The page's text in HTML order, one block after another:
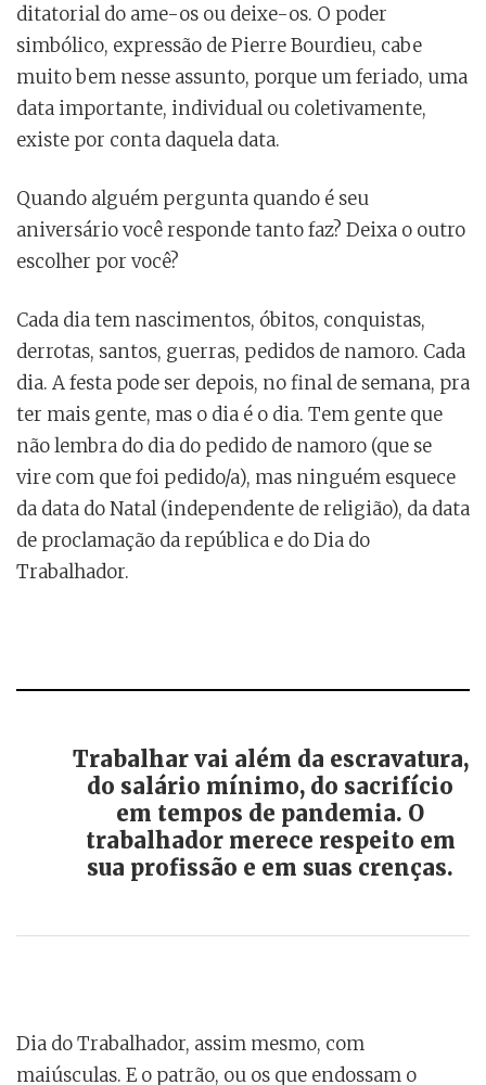
ditatorial do ame-os ou deixe-os. O poder
simbólico, expressão de Pierre Bourdieu, cabe
muito bem nesse assunto, porque um feriado, uma
data importante, individual ou coletivamente,
existe por conta daquela data.
Quando alguém pergunta quando é seu
aniversário você responde tanto faz? Deixa o outro
escolher por você?
Cada dia tem nascimentos, óbitos, conquistas,
derrotas, santos, guerras, pedidos de namoro. Cada
dia. A festa pode ser depois, no final de semana, pra
ter mais gente, mas o dia é o dia. Tem gente que
não lembra do dia do pedido de namoro (que se
vire com que foi pedido/a), mas ninguém esquece
da data do Natal (independente de religião), da data
de proclamação da república e do Dia do
Trabalhador.
Trabalhar vai além da escravatura,
do salário mínimo, do sacrifício
em tempos de pandemia. O
trabalhador merece respeito em
sua profissão e em suas crenças.
Dia do Trabalhador, assim mesmo, com
maiúsculas. E o patrão, ou os que endossam o